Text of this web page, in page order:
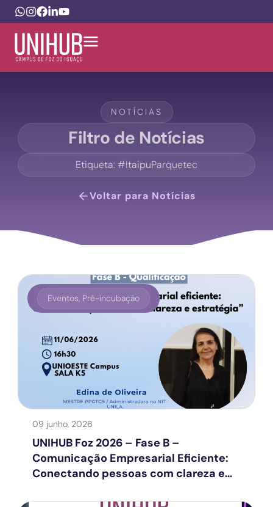
NOTÍCIAS
Filtro de Notícias
Etiqueta: #ItaipuParquetec
Voltar para Notícias
Eventos, Pré-incubação
UNIHUB Foz 2026 – Fase B –
Comunicação Empresarial Eficiente:
Conectando pessoas com clareza e
09 junho, 2026